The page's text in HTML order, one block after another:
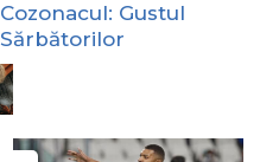
Cozonacul: Gustul
Sărbătorilor